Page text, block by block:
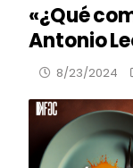
«¿Qué
Antonio
8/23/2024